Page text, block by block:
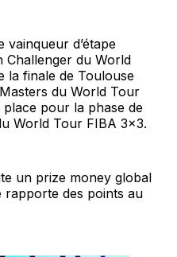
vainqueur d’étape
Challenger du World
la finale de Toulouse
du World Tour
pour la phase de
World Tour FIBA 3x3.
un prize money global
rapporte des points au